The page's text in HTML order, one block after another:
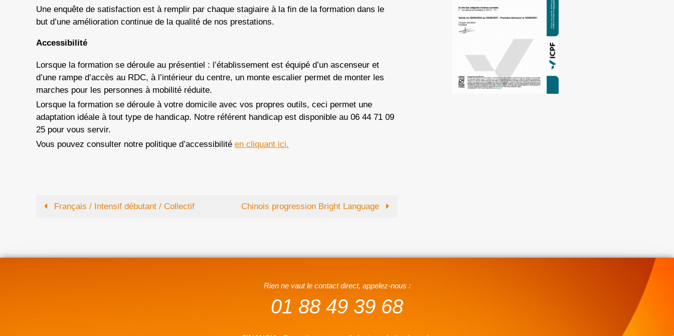
Une enquête de satisfaction est à remplir par chaque stagiaire à la fin de la formation dans le
but d’une amélioration continue de la qualité de nos prestations.
Accessibilité
Lorsque la formation se déroule au présentiel : l’établissement est équipé d’un ascenseur et
d’une rampe d’accès au RDC, à l’intérieur du centre, un monte escalier permet de monter les
marches pour les personnes à mobilité réduite.
Lorsque la formation se déroule à votre domicile avec vos propres outils, ceci permet une
adaptation idéale à tout type de handicap. Notre référent handicap est disponible au 06 44 71 09
25 pour vous servir.
Vous pouvez consulter notre politique d’accessibilité en cliquant ici.
Français / Intensif débutant / Collectif Chinois progression Bright Language
Rien ne vaut le contact direct, appelez-nous :
01 88 49 39 68